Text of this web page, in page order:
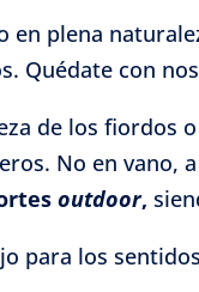
en plena
Quédate con
de los fiordos
No en vano,
outdoor,
para los